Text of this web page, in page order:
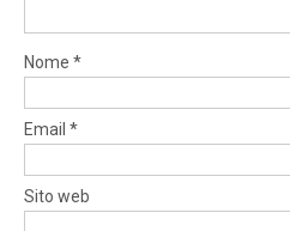
Nome *
Email *
Sito web